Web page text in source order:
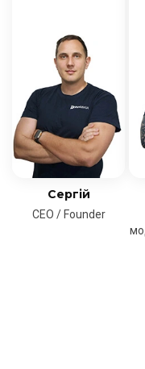
Сергій
CEO / Founder